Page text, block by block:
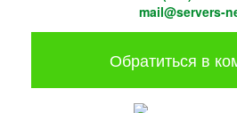
mail@servers-
Обратиться в